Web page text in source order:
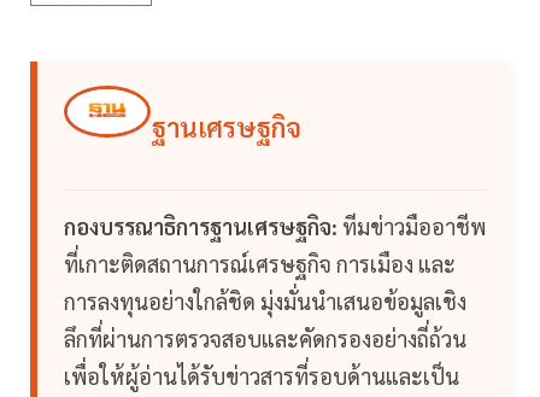
ฐานเศรษฐกิจ
กองบรรณาธิการฐานเศรษฐกิจ: ทีมข่าวมืออาชีพ
ที่เกาะติดสถานการณ์เศรษฐกิจ การเมือง และ
การลงทุนอย่างใกล้ชิด มุ่งมั่นนำเสนอข้อมูลเชิง
ลึกที่ผ่านการตรวจสอบและคัดกรองอย่างถี่ถ้วน
เพื่อให้ผู้อ่านได้รับข่าวสารที่รอบด้านและเป็น